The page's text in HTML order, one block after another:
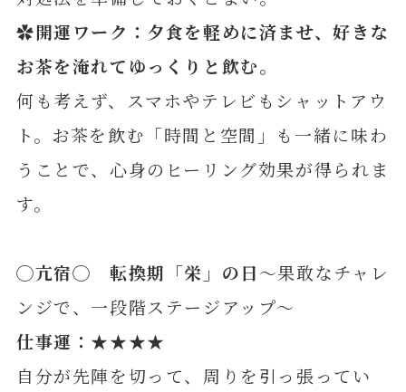
✿開運ワーク：夕食を軽めに済ませ、好きな
お茶を淹れてゆっくりと飲む。
何も考えず、スマホやテレビもシャットアウ
ト。お茶を飲む「時間と空間」も一緒に味わ
うことで、心身のヒーリング効果が得られま
す。
◯亢宿◯ 転換期「栄」の日～果敢なチャレ
ンジで、一段階ステージアップ～
仕事運：★★★★
自分が先陣を切って、周りを引っ張ってい